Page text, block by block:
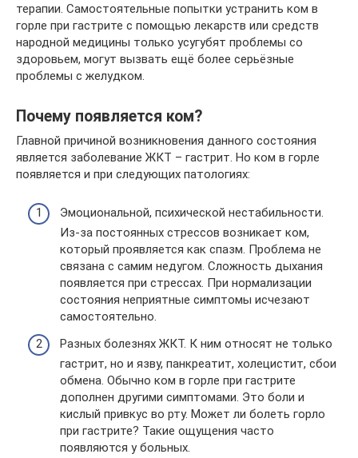
терапии. Самостоятельные попытки устранить ком в
горле при гастрите с помощью лекарств или средств
народной медицины только усугубят проблемы со
здоровьем, могут вызвать ещё более серьёзные
проблемы с желудком.
Почему появляется ком?
Главной причиной возникновения данного состояния
является заболевание ЖКТ – гастрит. Но ком в горле
появляется и при следующих патологиях:
Эмоциональной, психической нестабильности.
Из-за постоянных стрессов возникает ком,
который проявляется как спазм. Проблема не
связана с самим недугом. Сложность дыхания
появляется при стрессах. При нормализации
состояния неприятные симптомы исчезают
самостоятельно.
Разных болезнях ЖКТ. К ним относят не только
гастрит, но и язву, панкреатит, холецистит, сбои
обмена. Обычно ком в горле при гастрите
дополнен другими симптомами. Это боли и
кислый привкус во рту. Может ли болеть горло
при гастрите? Такие ощущения часто
появляются у больных.